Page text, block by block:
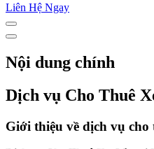
Liên Hệ Ngay
Nội dung chính
Dịch vụ Cho Thuê
Giới thiệu về dịch vụ cho